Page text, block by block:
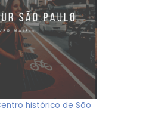
histórico de São